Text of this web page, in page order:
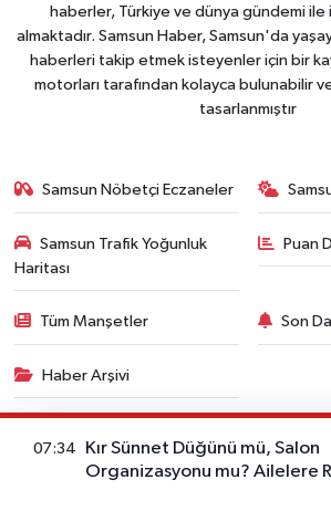
haberler, Türkiye ve dünya gündemi
almaktadır. Samsun Haber, Samsun'da
haberleri takip etmek isteyenler için bir
motorları tarafından kolayca bulunabilir
tasarlanmıştır
Samsun Nöbetçi Eczaneler
Samsun Trafik Yoğunluk
Haritası
Puan
Tüm Manşetler Son
Haber Arşivi
07:34
Kır Sünnet Düğünü mü, Salon
Organizasyonu mu? Ailelere